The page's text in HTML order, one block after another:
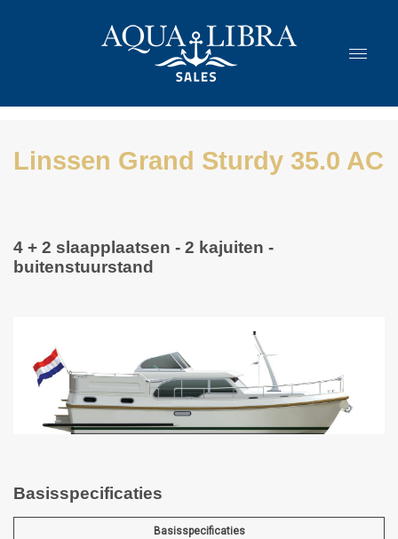
Linssen Grand Sturdy 35.0 AC
4 + 2 slaapplaatsen - 2 kajuiten -
buitenstuurstand
Basisspecificaties
Basisspecificaties